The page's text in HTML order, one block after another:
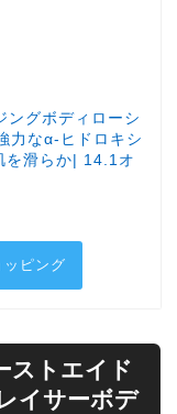
グボディローシ
力なα-ヒドロキシ
を滑らか| 14.1オ
ピング
ストエイド
イサーボデ